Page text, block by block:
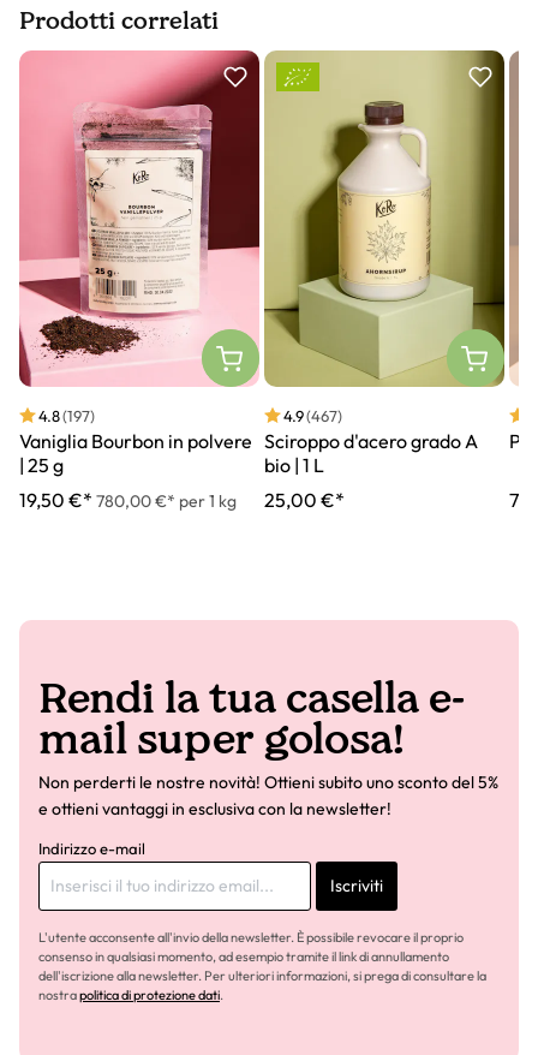
Prodotti correlati
Slider prodotto
4.8(197)
Vaniglia Bourbon in polvere
| 25 g
19,50 €* 780,00 €* per 1 kg
4.9(467)
Sciroppo d'acero grado A
bio | 1 L
25,00 €*
Rendi la tua casella e-
mail super golosa!
Non perderti le nostre novità! Ottieni subito uno sconto del 5%
e ottieni vantaggi in esclusiva con la newsletter!
Indirizzo e-mail
Iscriviti
L'utente acconsente all'invio della newsletter. È possibile revocare il proprio
consenso in qualsiasi momento, ad esempio tramite il link di annullamento
dell'iscrizione alla newsletter. Per ulteriori informazioni, si prega di consultare la
nostrapolitica di protezione dati.